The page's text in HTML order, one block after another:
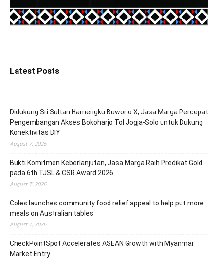
Latest Posts
Didukung Sri Sultan Hamengku Buwono X, Jasa Marga Percepat
Pengembangan Akses Bokoharjo Tol Jogja-Solo untuk Dukung
Konektivitas DIY
August 7, 2026
Bukti Komitmen Keberlanjutan, Jasa Marga Raih Predikat Gold
pada 6th TJSL & CSR Award 2026
August 7, 2026
Coles launches community food relief appeal to help put more
meals on Australian tables
August 7, 2026
CheckPointSpot Accelerates ASEAN Growth with Myanmar
Market Entry